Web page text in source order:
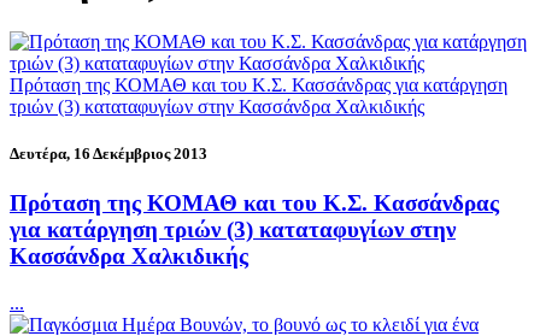
Πρόταση της ΚΟΜΑΘ και του Κ.Σ. Κασσάνδρας για κατάργηση
τριών (3) καταταφυγίων στην Κασσάνδρα Χαλκιδικής
Δευτέρα, 16 Δεκέμβριος 2013
Πρόταση της ΚΟΜΑΘ και του Κ.Σ. Κασσάνδρας
για κατάργηση τριών (3) καταταφυγίων στην
Κασσάνδρα Χαλκιδικής
...